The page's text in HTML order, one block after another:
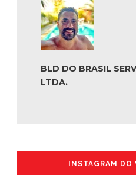
BLD DO BRASIL
LTDA.
INSTAGRAM